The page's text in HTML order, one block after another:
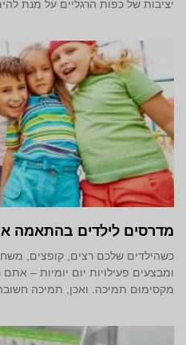
יציבות של כפות הרגליים על מנת
מדרסים לילדים בהתאמה
כשהילדים שלכם רצים, קופצים,
ומבצעים פעילויות יום יומיות –
מקסימום תמיכה. ואכן, תמיכה